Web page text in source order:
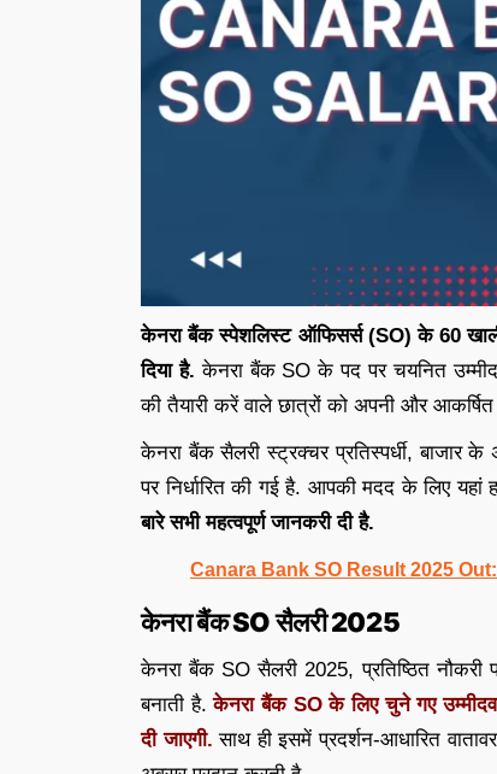
केनरा बैंक स्पेशलिस्ट ऑफिसर्स (SO) के 60
दिया है. केनरा बैंक SO के पद पर चयनित
की तैयारी करें वाले छात्रों को अपनी और
केनरा बैंक सैलरी स्ट्रक्चर प्रतिस्पर्धी,
पर निर्धारित की गई है. आपकी मदद के लिए यहां
बारे सभी महत्वपूर्ण जानकरी दी है.
Canara Bank SO Result 2025 Out:
केनरा बैंक SO सैलरी 2025
केनरा बैंक SO सैलरी 2025, प्रतिष्ठित
बनाती है.केनरा बैंक SO के लिए चुने गए
दी जाएगी. साथ ही इसमें प्रदर्शन-आधारित